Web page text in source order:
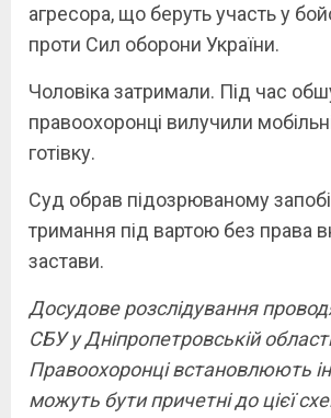
агресора, що беруть участь у
проти Сил оборони України.
Чоловіка затримали. Під час
правоохоронці вилучили
готівку.
Суд обрав підозрюваному
тримання під вартою без права
застави.
Досудове розслідування
СБУ у Дніпропетровській
Правоохоронці встановлюють
можуть бути причетні до цієї